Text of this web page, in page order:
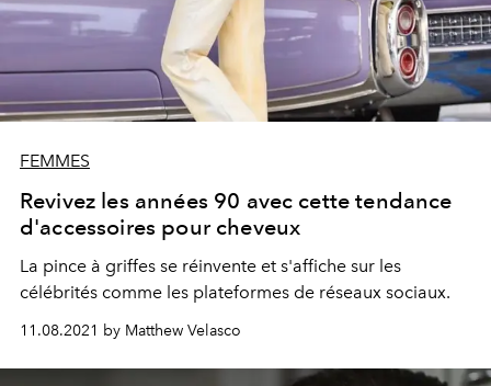
FEMMES
Revivez les années 90 avec cette tendance
d'accessoires pour cheveux
La pince à griffes se réinvente et s'affiche sur les
célébrités comme les plateformes de réseaux sociaux.
11.08.2021 by Matthew Velasco